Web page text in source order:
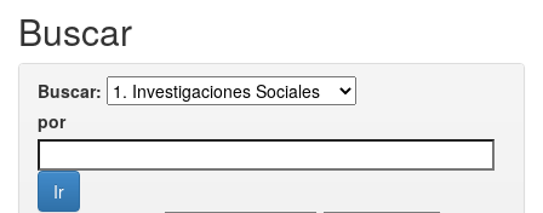
Buscar
Buscar:
por